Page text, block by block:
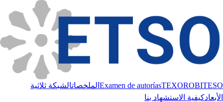
Examen de autoríasTEXOROBITESO الملخصاتالشبكة ثلاثية
الأبعادكيفية الاستشهاد بنا